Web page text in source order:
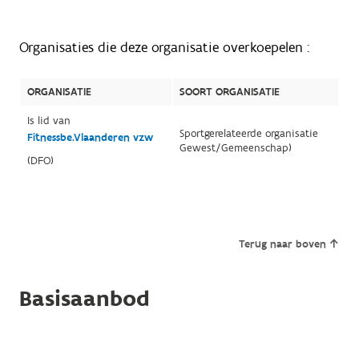
Organisaties die deze organisatie overkoepelen :
ORGANISATIE
SOORT ORGANISATIE
Is lid van
Fitnessbe.Vlaanderen vzw
(DFO)
Sportgerelateerde organisatie
Gewest/Gemeenschap)
Terug naar boven
Basisaanbod